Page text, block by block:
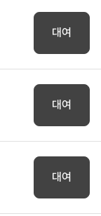
대여
대여
대여